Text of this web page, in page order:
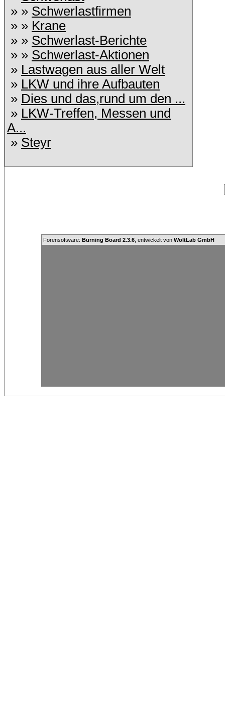
» » Schwerlastfirmen
» » Krane
» » Schwerlast-Berichte
» » Schwerlast-Aktionen
» Lastwagen aus aller Welt
» LKW und ihre Aufbauten
» Dies und das,rund um den ...
» LKW-Treffen, Messen und
A...
» Steyr
Forensoftware:Burning Board 2.3.6 , entwickelt vonWoltLab GmbH